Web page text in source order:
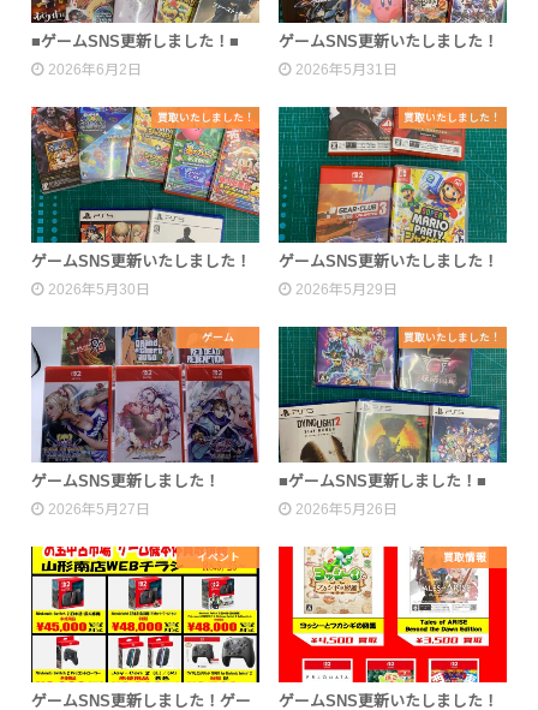
■ゲームSNS更新しました！■
2026年6月2日
ゲームSNS更新いたしました！
2026年5月31日
買取いたしました！
ゲームSNS更新いたしました！
2026年5月30日
買取いたしました！
ゲームSNS更新いたしました！
2026年5月29日
ゲーム
ゲームSNS更新しました！
2026年5月27日
買取いたしました！
■ゲームSNS更新しました！■
2026年5月26日
イベント
ゲームSNS更新しました！ゲー
買取情報
ゲームSNS更新いたしました！